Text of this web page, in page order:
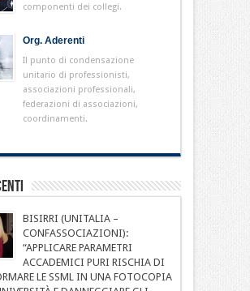
componenti dei collegi.
Org. Aderenti
Il punto di condensazione
unitario di professionisti,
associazioni professionali,
federazioni di associazioni,
coordinamenti.
BISIRRI (UNITALIA –
CONFASSOCIAZIONI):
“APPLICARE PARAMETRI
ACCADEMICI PURI RISCHIA DI
LE SSML IN UNA FOTOCOPIA